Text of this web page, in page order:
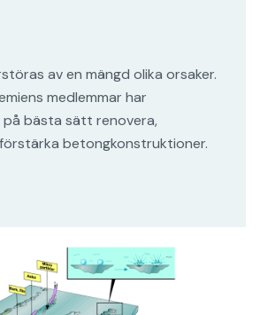
av en mängd olika orsaker.
medlemmar har
bästa sätt renovera,
betongkonstruktioner.